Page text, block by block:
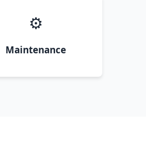
⚙️
Maintenance